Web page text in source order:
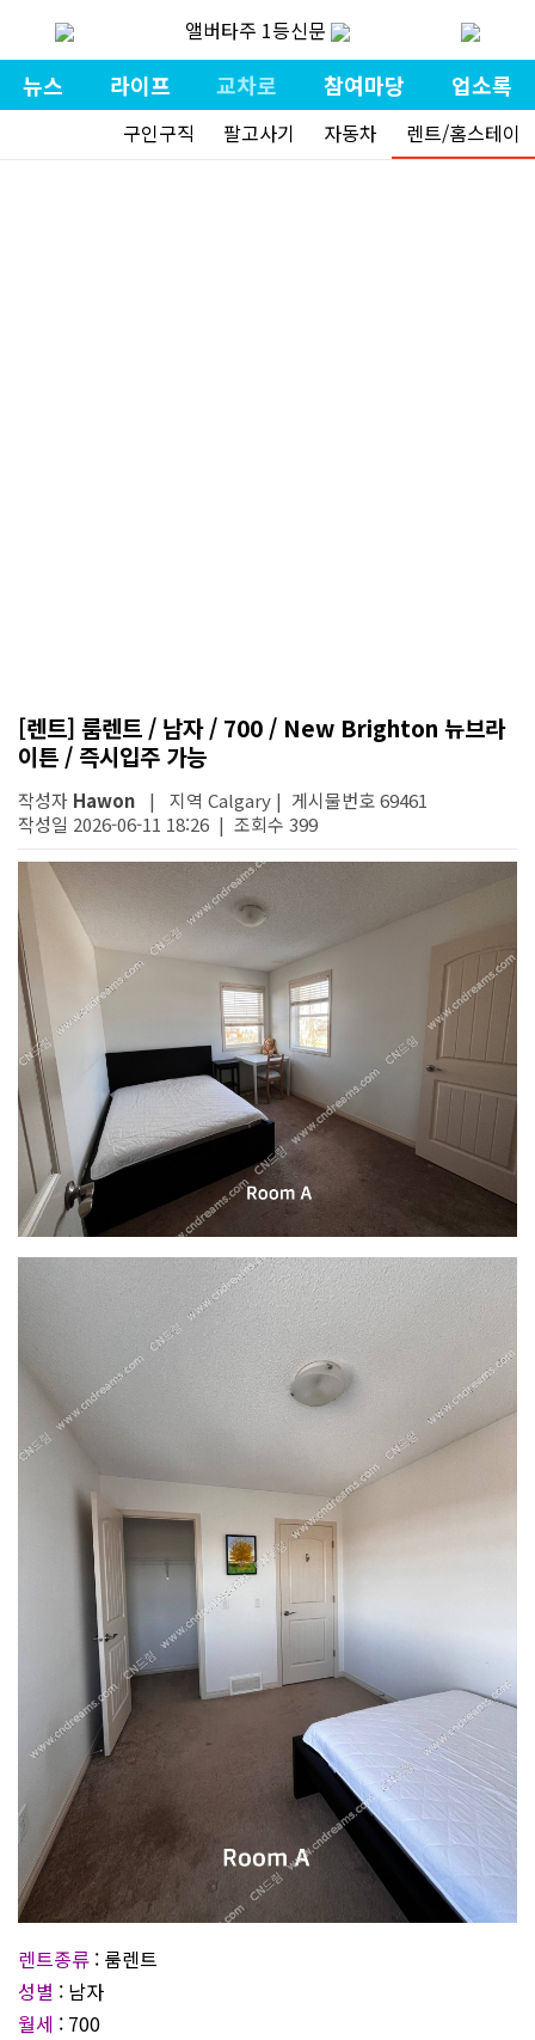
앨버타주 1등신문
뉴스 라이프 교차로 참여마당 업소록
구인구직 팔고사기 자동차 렌트/홈스테이
[렌트] 룸렌트 / 남자 / 700 / New Brighton 뉴브라
이튼 / 즉시입주 가능
작성자 Hawon | 지역 Calgary | 게시물번호 69461
작성일 2026-06-11 18:26 | 조회수 399
렌트종류 : 룸렌트
성별 : 남자
월세 : 700